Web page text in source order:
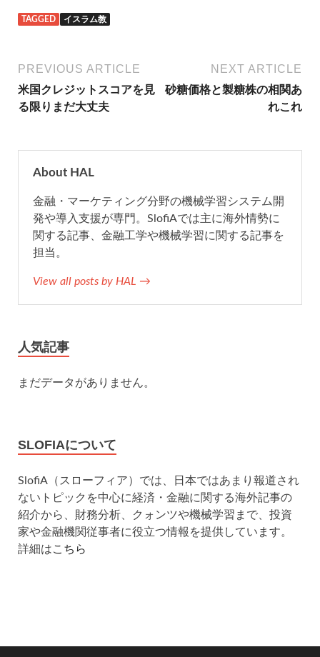
c
e
o
k
i
t
t n
i
l
TAGGED イスラム教
PREVIOUS ARTICLE
米国クレジットスコアを見
る限りまだ大丈夫
NEXT ARTICLE
砂糖価格と製糖株の相関あ
れこれ
About HAL
金融・マーケティング分野の機械学習システム開
発や導入支援が専門。SlofiAでは主に海外情勢に
関する記事、金融工学や機械学習に関する記事を
担当。
View all posts by HAL →
人気記事
まだデータがありません。
SLOFIAについて
SlofiA（スローフィア）では、日本ではあまり報道され
ないトピックを中心に経済・金融に関する海外記事の
紹介から、財務分析、クォンツや機械学習まで、投資
家や金融機関従事者に役立つ情報を提供しています。
詳細はこちら